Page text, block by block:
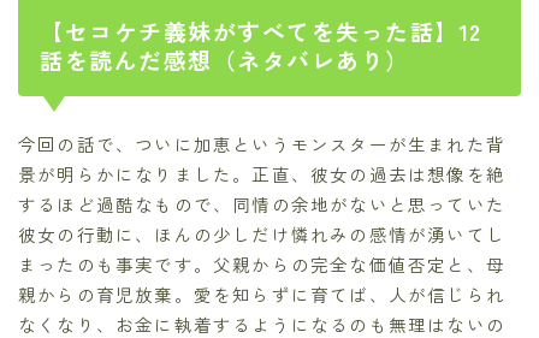
【セコケチ義妹がすべてを失った話】12
話を読んだ感想（ネタバレあり）
今回の話で、ついに加恵というモンスターが生まれた背
景が明らかになりました。正直、彼女の過去は想像を絶
するほど過酷なもので、同情の余地がないと思っていた
彼女の行動に、ほんの少しだけ憐れみの感情が湧いてし
まったのも事実です。父親からの完全な価値否定と、母
親からの育児放棄。愛を知らずに育てば、人が信じられ
なくなり、お金に執着するようになるのも無理はないの